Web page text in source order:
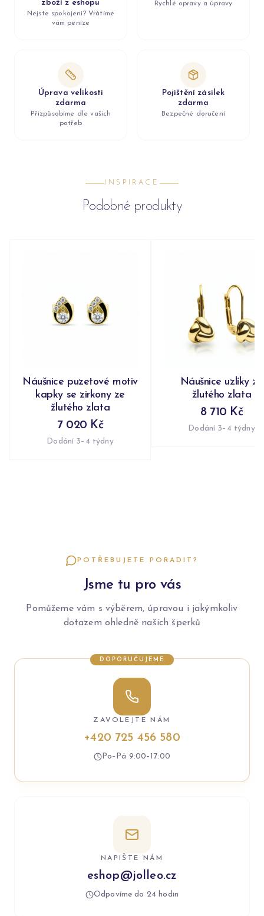
zboží z eshopu
Nejste spokojeni? Vrátíme
vám peníze
Rychlé opravy a úpravy
Úprava velikosti
zdarma
Přizpůsobíme dle vašich
potřeb
Pojištění zásilek
zdarma
Bezpečné doručení
INSPIRACE
Podobné produkty
Náušnice puzetové motiv
kapky se zirkony ze
žlutého zlata
7 020 Kč
Dodání 3–4 týdny
Náušnice uzlíky ze
žlutého zlata
8 710 Kč
Dodání 3–4 týdny
POTŘEBUJETE PORADIT?
Jsme tu pro vás
Pomůžeme vám s výběrem, úpravou i jakýmkoliv
dotazem ohledně našich šperků
DOPORUČUJEME
ZAVOLEJTE NÁM
+420 725 456 580
Po–Pá 9:00–17:00
NAPIŠTE NÁM
eshop@jolleo.cz
Odpovíme do 24 hodin